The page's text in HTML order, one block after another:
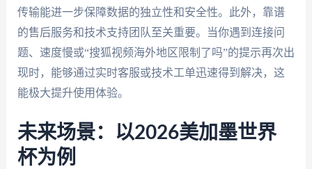
传输能进一步保障数据的独立性和安全性。此外，靠谱
的售后服务和技术支持团队至关重要。当你遇到连接问
题、速度慢或“搜狐视频海外地区限制了吗”的提示再次出
现时，能够通过实时客服或技术工单迅速得到解决，这
能极大提升使用体验。
未来场景：以2026美加墨世界
杯为例